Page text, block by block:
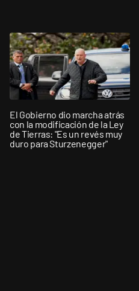
El Gobierno dio marcha atrás
con la modificación de la Ley
de Tierras: "Es un revés muy
duro para Sturzenegger"